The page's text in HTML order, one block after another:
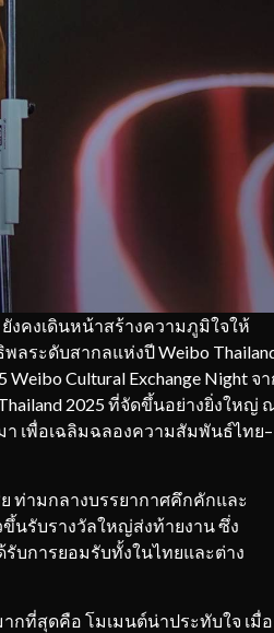
งคงเดินหน้าสร้างความภูมิใจให้
ลระดับสากลแห่งปี Weibo
Cultural Exchange Night จ
Thailand 2025 ที่จัดขึ้นอย่างยิ่งใหญ่
เพื่อเฉลิมฉลองความสัมพันธ์ไทย–
ท่ามกลางบรรยากาศคึกคักและ
นรับรางวัลใหญ่ส่งท้ายงาน ซึ่ง
บการยอมรับทั้งในไทยและต่าง
กที่สุดคือ โมเมนต์น่าประทับใจ เมื่อ